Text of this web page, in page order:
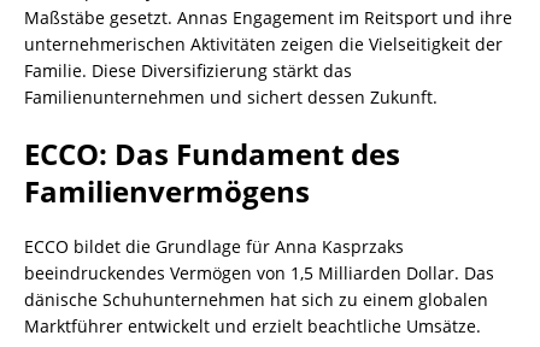
Maßstäbe gesetzt. Annas Engagement im Reitsport und ihre
unternehmerischen Aktivitäten zeigen die Vielseitigkeit der
Familie. Diese Diversifizierung stärkt das
Familienunternehmen und sichert dessen Zukunft.
ECCO: Das Fundament des
Familienvermögens
ECCO bildet die Grundlage für Anna Kasprzaks
beeindruckendes Vermögen von 1,5 Milliarden Dollar. Das
dänische Schuhunternehmen hat sich zu einem globalen
Marktführer entwickelt und erzielt beachtliche Umsätze.